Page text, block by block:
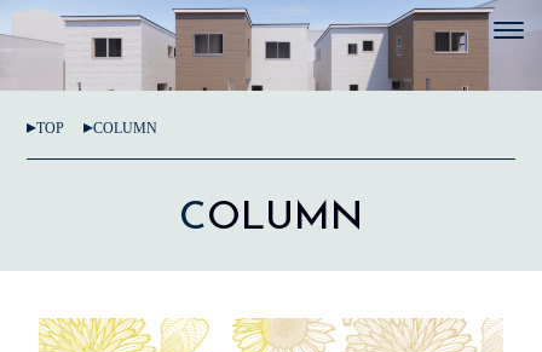
TOP COLUMN
COLUMN